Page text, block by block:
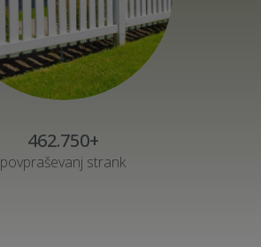
462.750+
povpraševanj strank